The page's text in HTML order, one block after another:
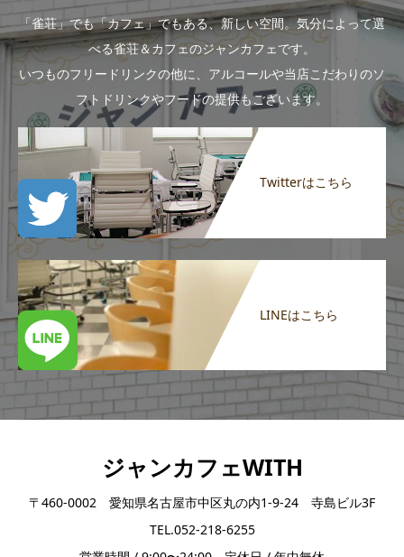
「雀荘」でも「カフェ」でもある、新しい空間。気分によって選
べる雀荘＆カフェのジャンカフェです。
いつものフリードリンクの他に、アルコールや当店こだわりのソ
フトドリンクやフードの提供もございます。
Twitterはこちら
LINEはこちら
ジャンカフェWITH
〒460-0002 愛知県名古屋市中区丸の内1-9-24 寺島ビル3F
TEL.052-218-6255